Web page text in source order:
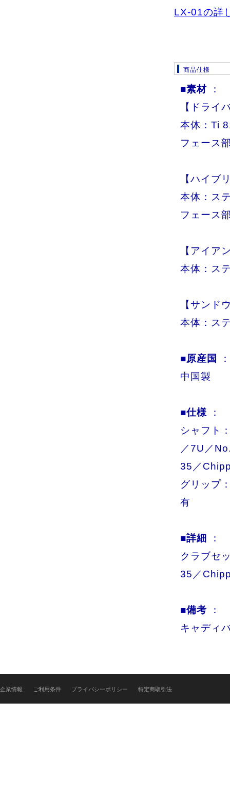
LX-01の詳
商品仕様
■素材 ：
【ドライ
本体：Ti
フェース
【ハイブ
本体：ス
フェース
【アイア
本体：ス
【サンド
本体：ス
■原産国
中国製
■仕様 ：
シャフト
／7U／
35／
グリップ
有
■詳細 ：
クラブセ
35／
■備考 ：
キャディ
企業情報 ご利用条件 プライバシーポリシー 特定商取引法